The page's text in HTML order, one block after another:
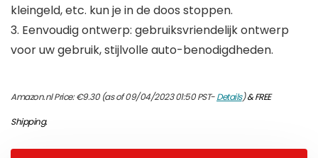
kleingeld, etc. kun je in de doos stoppen.
3. Eenvoudig ontwerp: gebruiksvriendelijk ontwerp
voor uw gebruik, stijlvolle auto-benodigdheden.
Amazon.nl Price:€9.30(as of 09/04/2023 01:50 PST-Details)&FREE
Shipping.